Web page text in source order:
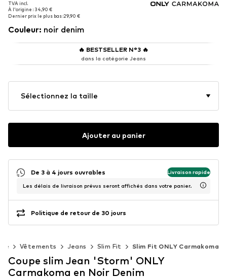
TVA incl.
À l'origine : 34,90 €
Dernier prix le plus bas :29,90 €
TVA incl.
À l'origine : 34,90 €
Dernier prix le plus bas :29,90 €
Couleur: noir denim
🔥 BESTSELLER N°3 🔥
dans la catégorie Jeans
Sélectionnez la taille
Ajouter au panier
De 3 à 4 jours ouvrables Livraison rapide
Les délais de livraison prévus seront affichés dans votre panier.
Politique de retour de 30 jours
Vêtements Jeans Slim Fit Slim Fit ONLY Carmakoma
Coupe slim Jean 'Storm' ONLY
Carmakoma en Noir Denim